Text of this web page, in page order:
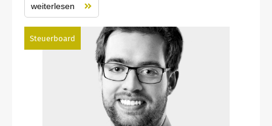
weiterlesen
Steuerboard